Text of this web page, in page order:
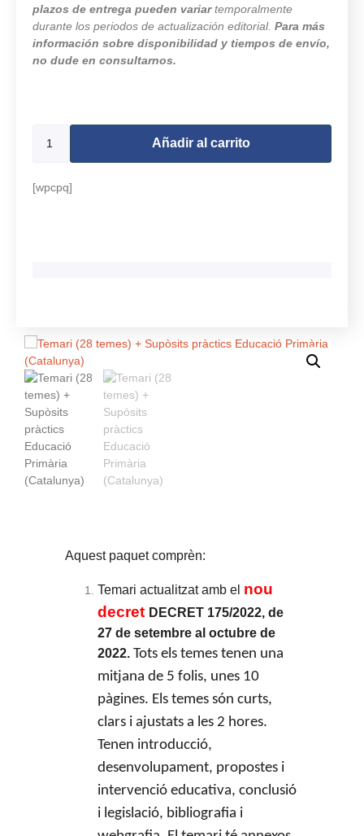
plazos de entrega pueden variartemporalmente
durante los periodos de actualización editorial. Para más
información sobre disponibilidad y tiempos de envío,
no dude en consultarnos.
Añadir al carrito
[wpcpq]
Aquest paquet comprèn:
Temari actualitzat amb el nou
decret DECRET 175/2022, de
27 de setembre al octubre de
2022. Tots els temes tenen una
mitjana de 5 folis, unes 10
pàgines. Els temes són curts,
clars i ajustats a les 2 hores.
Tenen introducció,
desenvolupament, propostes i
intervenció educativa, conclusió
i legislació, bibliografia i